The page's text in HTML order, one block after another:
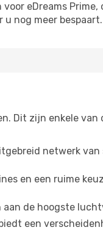
eDreams Prime,
nog meer bespaart.
Dit zijn enkele
netwerk van
en een ruime
de hoogste
een